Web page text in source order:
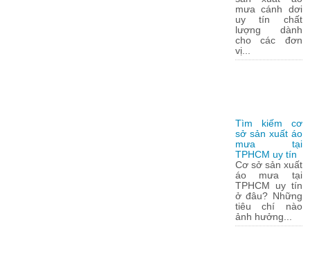
mưa cánh dơi
uy tín chất
lượng dành
cho các đơn
vị...
Tìm kiếm cơ
sở sản xuất áo
mưa tại
TPHCM uy tín
Cơ sở sản xuất
áo mưa tại
TPHCM uy tín
ở đâu? Những
tiêu chí nào
ảnh hưởng...